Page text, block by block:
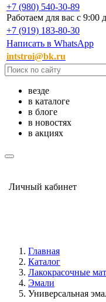
+7 (980) 540-30-89
Работаем для вас с 9:00
+7 (919) 183-80-30
Написать в WhatsApp
intstroi@bk.ru
везде
в каталоге
в блоге
в новостях
в акциях
Личный кабинет
Главная
Каталог
Лакокрасочные
Эмали
Универсальная